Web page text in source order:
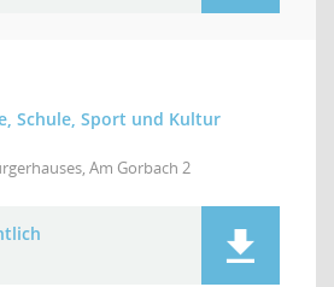
Schule, Sport und Kultur
Am Gorbach 2